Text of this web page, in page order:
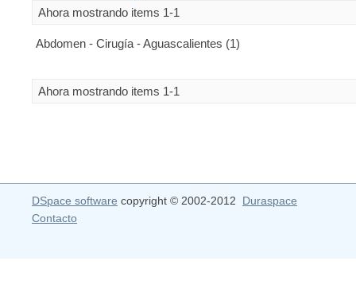
Ahora mostrando items 1-1
Abdomen - Cirugía - Aguascalientes (1)
Ahora mostrando items 1-1
DSpace software copyright © 2002-2012 Duraspace
Contacto